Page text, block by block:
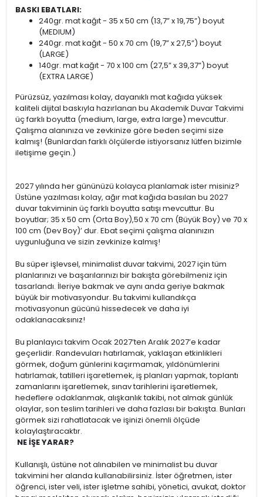
BASKI EBATLARI:
240gr. mat kağıt - 35 x 50 cm (13,7” x 19,75”) boyut
(MEDIUM)
240gr. mat kağıt - 50 x 70 cm (19,7” x 27,5”) boyut
(LARGE)
140gr. mat kağıt - 70 x 100 cm (27,5” x 39,37”) boyut
(EXTRA LARGE)
Pürüzsüz, yazılması kolay, dayanıklı mat kağıda yüksek
kaliteli dijital baskıyla hazırlanan bu Akademik Duvar Takvimi
üç farklı boyutta (medium, large, extra large) mevcuttur.
Çalışma alanınıza ve zevkinize göre beden seçimi size
kalmış! (Bunlardan farklı ölçülerde istiyorsanız lütfen bizimle
iletişime geçin.)
2027 yılında her gününüzü kolayca planlamak ister misiniz?
Üstüne yazılması kolay, ağır mat kağıda basılan bu 2027
duvar takviminin üç farklı boyutta satışı mevcuttur. Bu
boyutlar; 35 x 50 cm (Orta Boy),50 x 70 cm (Büyük Boy) ve 70 x
100 cm (Dev Boy)’ dur. Ebat seçimi çalışma alanınızın
uygunluğuna ve sizin zevkinize kalmış!
Bu süper işlevsel, minimalist duvar takvimi, 2027 için tüm
planlarınızı ve başarılarınızı bir bakışta görebilmeniz için
tasarlandı. İleriye bakmak ve aynı anda geriye bakmak
büyük bir motivasyondur. Bu takvimi kullandıkça
motivasyonun gücünü hissedecek ve daha iyi
odaklanacaksınız!
Bu planlayıcı takvim Ocak 2027’ten Aralık 2027’e kadar
geçerlidir. Randevuları hatırlamak, yaklaşan etkinlikleri
görmek, doğum günlerini kaçırmamak, yıldönümlerini
hatırlamak, tatilleri işaretlemek, iş planları yapmak, toplantı
zamanlarını işaretlemek, sınav tarihlerini işaretlemek,
hedeflere odaklanmak, alışkanlık takibi, not almak günlük
olaylar, son teslim tarihleri ve daha fazlası bir bakışta. Bunları
görmek sizi rahatlatacak ve işinizi önemli ölçüde
kolaylaştıracaktır.
NE İŞE YARAR?
Kullanışlı, üstüne not alınabilen ve minimalist bu duvar
takvimini her alanda kullanabilirsiniz. İster öğretmen, ister
öğrenci, ister veli, ister işletme sahibi, yönetici, avukat, doktor